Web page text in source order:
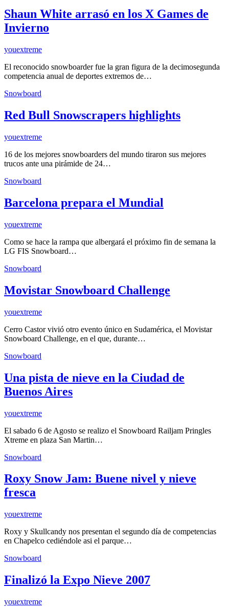
Shaun White arrasó en los X Games de
Invierno
youextreme
El reconocido snowboarder fue la gran figura de la decimosegunda
competencia anual de deportes extremos de…
Snowboard
Red Bull Snowscrapers highlights
youextreme
16 de los mejores snowboarders del mundo tiraron sus mejores
trucos ante una pirámide de 24…
Snowboard
Barcelona prepara el Mundial
youextreme
Como se hace la rampa que albergará el próximo fin de semana la
LG FIS Snowboard…
Snowboard
Movistar Snowboard Challenge
youextreme
Cerro Castor vivió otro evento único en Sudamérica, el Movistar
Snowboard Challenge, en el que, durante…
Snowboard
Una pista de nieve en la Ciudad de
Buenos Aires
youextreme
El sabado 6 de Agosto se realizo el Snowboard Railjam Pringles
Xtreme en plaza San Martin…
Snowboard
Roxy Snow Jam: Buene nivel y nieve
fresca
youextreme
Roxy y Skullcandy nos presentan el segundo día de competencias
en Chapelco cediéndole asi el parque…
Snowboard
Finalizó la Expo Nieve 2007
youextreme